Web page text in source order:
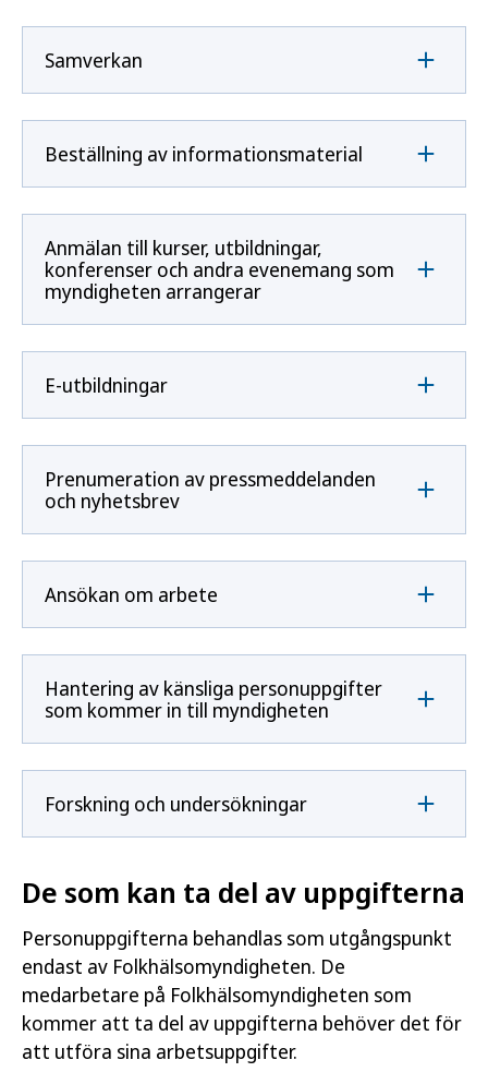
Samverkan
Beställning av informationsmaterial
Anmälan till kurser, utbildningar,
konferenser och andra evenemang som
myndigheten arrangerar
E-utbildningar
Prenumeration av pressmeddelanden
och nyhetsbrev
Ansökan om arbete
Hantering av känsliga personuppgifter
som kommer in till myndigheten
Forskning och undersökningar
De som kan ta del av uppgifterna
Personuppgifterna behandlas som utgångspunkt
endast av Folkhälsomyndigheten. De
medarbetare på Folkhälsomyndigheten som
kommer att ta del av uppgifterna behöver det för
att utföra sina arbetsuppgifter.